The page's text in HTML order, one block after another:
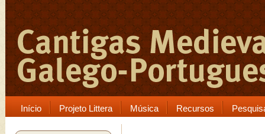
Início Projeto Littera Música Recursos